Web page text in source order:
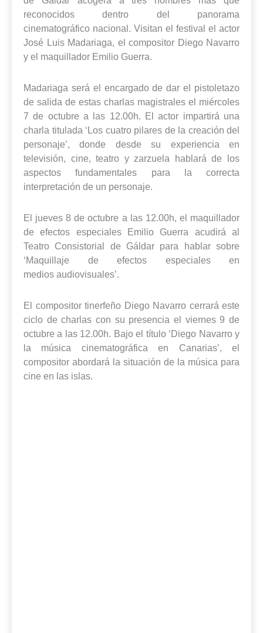
reconocidos dentro del panorama
cinematográfico nacional. Visitan el festival el actor
José Luis Madariaga, el compositor Diego Navarro
y el maquillador Emilio Guerra.
Madariaga será el encargado de dar el pistoletazo
de salida de estas charlas magistrales el miércoles
7 de octubre a las 12.00h. El actor impartirá una
charla titulada ‘Los cuatro pilares de la creación del
personaje’, donde desde su experiencia en
televisión, cine, teatro y zarzuela hablará de los
aspectos fundamentales para la correcta
interpretación de un personaje.
El jueves 8 de octubre a las 12.00h, el maquillador
de efectos especiales Emilio Guerra acudirá al
Teatro Consistorial de Gáldar para hablar sobre
‘Maquillaje de efectos especiales en
medios audiovisuales’.
El compositor tinerfeño Diego Navarro cerrará este
ciclo de charlas con su presencia el viernes 9 de
octubre a las 12.00h. Bajo el título ‘Diego Navarro y
la música cinematográfica en Canarias’, el
compositor abordará la situación de la música para
cine en las islas.